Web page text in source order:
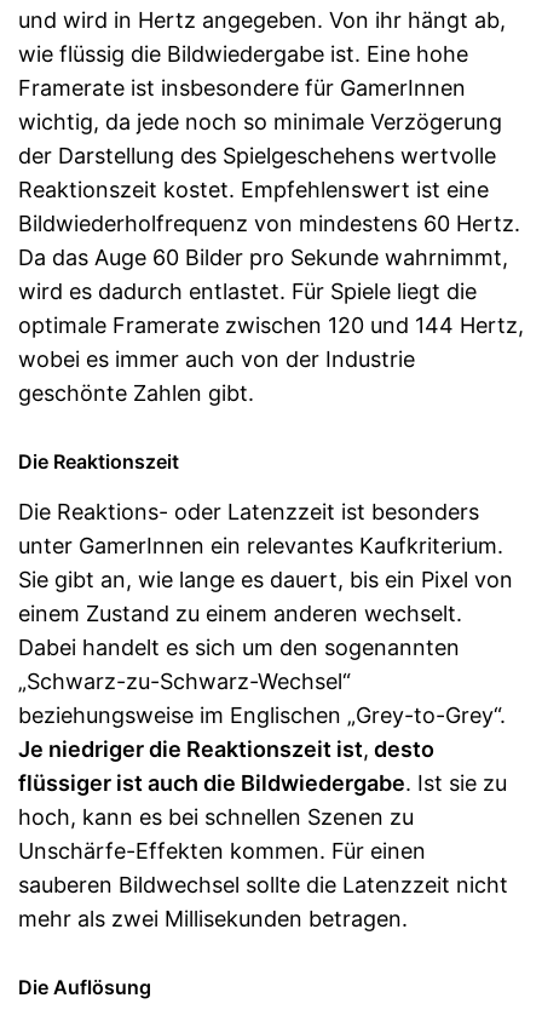
und wird in Hertz angegeben. Von ihr hängt ab,
wie flüssig die Bildwiedergabe ist. Eine hohe
Framerate ist insbesondere für GamerInnen
wichtig, da jede noch so minimale Verzögerung
der Darstellung des Spielgeschehens wertvolle
Reaktionszeit kostet. Empfehlenswert ist eine
Bildwiederholfrequenz von mindestens 60 Hertz.
Da das Auge 60 Bilder pro Sekunde wahrnimmt,
wird es dadurch entlastet. Für Spiele liegt die
optimale Framerate zwischen 120 und 144 Hertz,
wobei es immer auch von der Industrie
geschönte Zahlen gibt.
Die Reaktionszeit
Die Reaktions- oder Latenzzeit ist besonders
unter GamerInnen ein relevantes Kaufkriterium.
Sie gibt an, wie lange es dauert, bis ein Pixel von
einem Zustand zu einem anderen wechselt.
Dabei handelt es sich um den sogenannten
„Schwarz-zu-Schwarz-Wechsel“
beziehungsweise im Englischen „Grey-to-Grey“.
Je niedriger die Reaktionszeit ist, desto
flüssiger ist auch die Bildwiedergabe. Ist sie zu
hoch, kann es bei schnellen Szenen zu
Unschärfe-Effekten kommen. Für einen
sauberen Bildwechsel sollte die Latenzzeit nicht
mehr als zwei Millisekunden betragen.
Die Auflösung